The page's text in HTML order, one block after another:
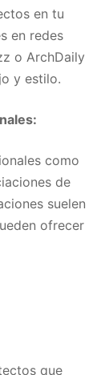
en tu
en redes
o ArchDaily
y estilo.
como
de
suelen
ofrecer
que